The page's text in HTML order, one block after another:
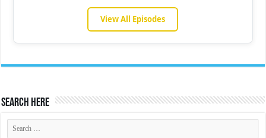
View All Episodes
Search Here